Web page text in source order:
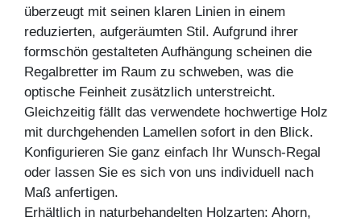
überzeugt mit seinen klaren Linien in einem
reduzierten, aufgeräumten Stil. Aufgrund ihrer
formschön gestalteten Aufhängung scheinen die
Regalbretter im Raum zu schweben, was die
optische Feinheit zusätzlich unterstreicht.
Gleichzeitig fällt das verwendete hochwertige Holz
mit durchgehenden Lamellen sofort in den Blick.
Konfigurieren Sie ganz einfach Ihr Wunsch-Regal
oder lassen Sie es sich von uns individuell nach
Maß anfertigen.
Erhältlich in naturbehandelten Holzarten: Ahorn,